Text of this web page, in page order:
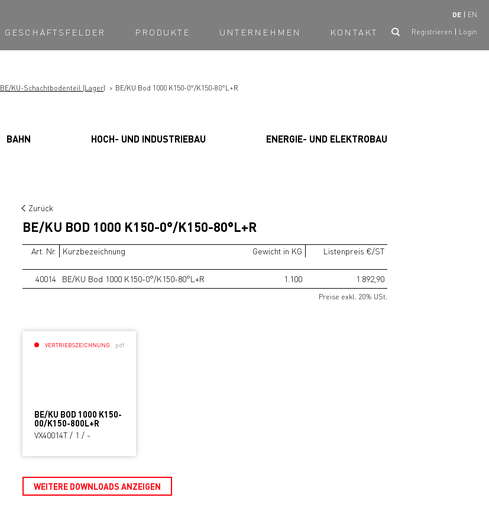
DE EN
GESCHÄFTSFELDER PRODUKTE UNTERNEHMEN KONTAKT Registrieren Login
BE/KU-Schachtbodenteil (Lager) BE/KU Bod 1000 K150-0°/K150-80°L+R
BAHN HOCH- UND INDUSTRIEBAU ENERGIE- UND ELEKTROBAU
Zurück
BE/KU BOD 1000 K150-0°/K150-80°L+R
Art. Nr. Kurzbezeichnung Gewicht in KG Listenpreis €/ST
40014 BE/KU Bod 1000 K150-0°/K150-80°L+R 1.100 1.892,90
Preise exkl. 20% USt.
VERTRIEBSZEICHNUNG .pdf
BE/KU BOD 1000 K150-
00/K150-800L+R
VX40014T / 1 / -
WEITERE DOWNLOADS ANZEIGEN